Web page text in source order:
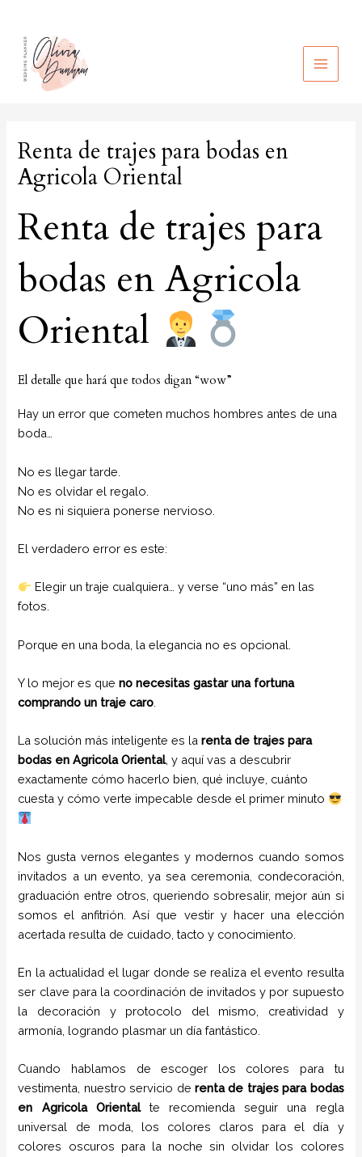
contenido
MAIN
Renta de trajes para bodas en
Agricola Oriental
Renta de trajes para
bodas en Agricola
Oriental
El detalle que hará que todos digan “wow”
Hay un error que cometen muchos hombres antes de una
boda…
No es llegar tarde.
No es olvidar el regalo.
No es ni siquiera ponerse nervioso.
El verdadero error es este:
Elegir un traje cualquiera… y verse “uno más” en las
fotos.
Porque en una boda, la elegancia no es opcional.
Y lo mejor es queno necesitas gastar una fortuna
comprando un traje caro
La solución más inteligente es larenta de trajes para
bodas en Agricola Oriental, y aquí vas a descubrir
exactamente cómo hacerlo bien, qué incluye, cuánto
cuesta y cómo verte impecable desde el primer minuto
Nos gusta vernos elegantes y modernos cuando somos
invitados a un evento, ya sea ceremonia, condecoración,
graduación entre otros, queriendo sobresalir, mejor aún si
somos el anfitrión. Así que vestir y hacer una elección
acertada resulta de cuidado, tacto y conocimiento.
En la actualidad el lugar donde se realiza el evento resulta
ser clave para la coordinación de invitados y por supuesto
la decoración y protocolo del mismo, creatividad y
armonía, logrando plasmar un día fantástico.
Cuando hablamos de escoger los colores para tu
vestimenta, nuestro servicio de renta de trajes para bodas
en Agricola Orientalte recomienda seguir una regla
universal de moda, los colores claros para el día y
colores oscuros para la noche sin olvidar los colores